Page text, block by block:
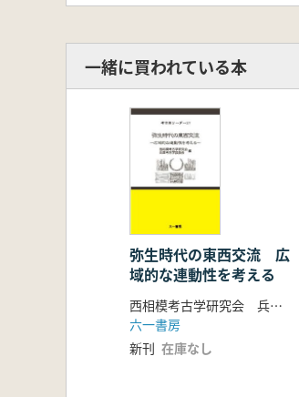
【各県の動向】
【九州縄文研究会
宮地聡一郎 九州縄
福永将大「九州縄
岩永勇亮「資料集
【研究会の記録】
【付編】
竹中正巳「人はな
具志堅亮「下原洞
前迫亮― 「『島々
一緒に買われている本
弥生時代の東西交流 広
域的な連動性を考える
西相模考古学研究会 兵庫考古学談話会 編
六一書房
新刊 在庫なし